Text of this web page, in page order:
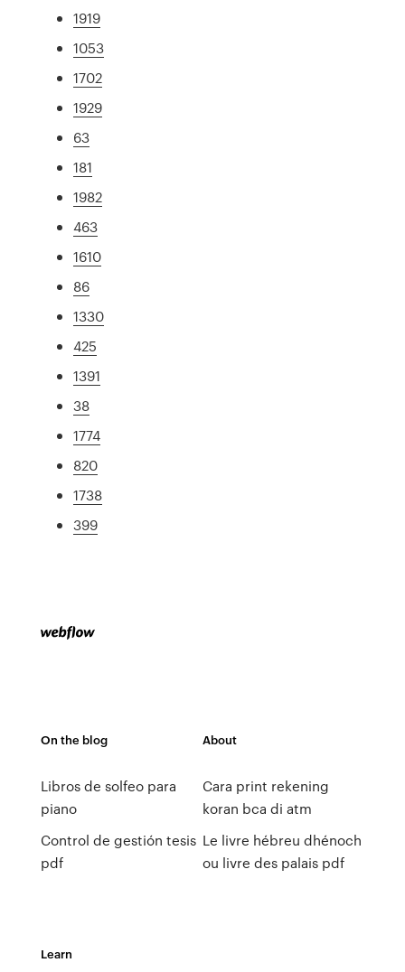
1919
1053
1702
1929
63
181
1982
463
1610
86
1330
425
1391
38
1774
820
1738
399
On the blog
Libros de solfeo para
piano
Control de gestión tesis
pdf
About
Cara print rekening
koran bca di atm
Le livre hébreu dhénoch
ou livre des palais pdf
Learn